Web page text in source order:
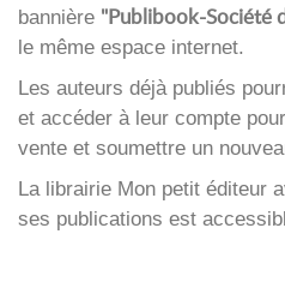
bannière "Publibook-Société
le même espace internet.
Les auteurs déjà publiés
et accéder à leur compte
vente et soumettre un
La librairie Mon petit éditeur
ses publications est